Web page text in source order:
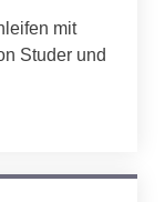
mit
Studer und